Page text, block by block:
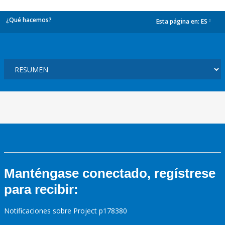
¿Qué hacemos? Esta página en: ES
Manténgase conectado, regístrese
para recibir:
Notificaciones sobre Project p178380